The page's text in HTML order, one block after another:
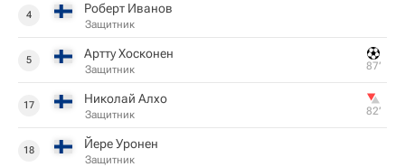
4 Роберт Иванов
Защитник
5 Артту Хосконен
Защитник 87‎’‎
17 Николай Алхо
Защитник 82‎’‎
18 Йере Уронен
Защитник